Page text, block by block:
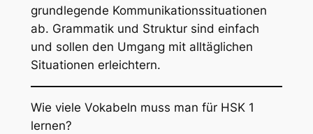
grundlegende Kommunikationssituationen
ab. Grammatik und Struktur sind einfach
und sollen den Umgang mit alltäglichen
Situationen erleichtern.
Wie viele Vokabeln muss man für HSK 1
lernen?